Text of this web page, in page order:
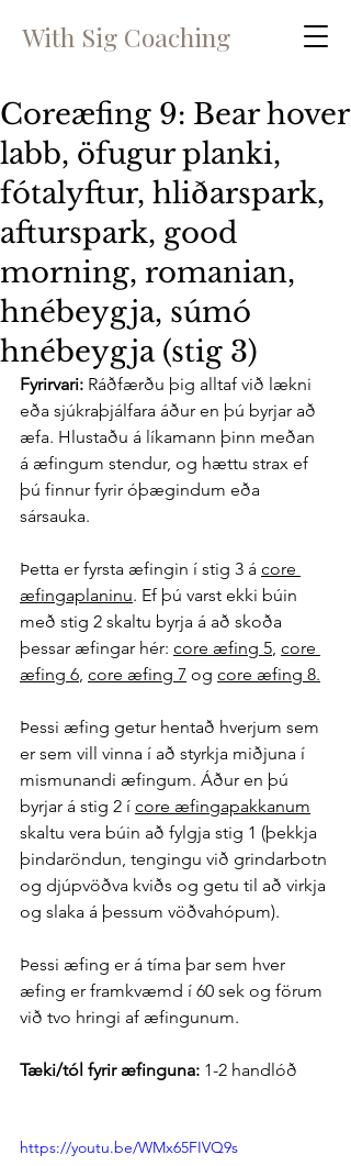
With Sig Coaching
Coreæfing 9: Bear hover
labb, öfugur planki,
fótalyftur, hliðarspark,
afturspark, good
morning, romanian,
hnébeygja, súmó
hnébeygja (stig 3)
Fyrirvari: Ráðfærðu þig alltaf við lækni
eða sjúkraþjálfara áður en þú byrjar að
æfa. Hlustaðu á líkamann þinn meðan
á æfingum stendur, og hættu strax ef
þú finnur fyrir óþægindum eða
sársauka.
Þetta er fyrsta æfingin í stig 3 á core
æfingaplaninu. Ef þú varst ekki búin
með stig 2 skaltu byrja á að skoða
þessar æfingar hér: core æfing 5, core
æfing 6, core æfing 7 og core æfing 8.
Þessi æfing getur hentað hverjum sem
er sem vill vinna í að styrkja miðjuna í
mismunandi æfingum. Áður en þú
byrjar á stig 2 í core æfingapakkanum
skaltu vera búin að fylgja stig 1 (þekkja
þindaröndun, tengingu við grindarbotn
og djúpvöðva kviðs og getu til að virkja
og slaka á þessum vöðvahópum).
Þessi æfing er á tíma þar sem hver
æfing er framkvæmd í 60 sek og förum
við tvo hringi af æfingunum.
Tæki/tól fyrir æfinguna: 1-2 handlóð
https://youtu.be/WMx65FIVQ9s